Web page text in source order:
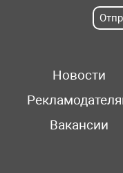
Новости
Вакансии